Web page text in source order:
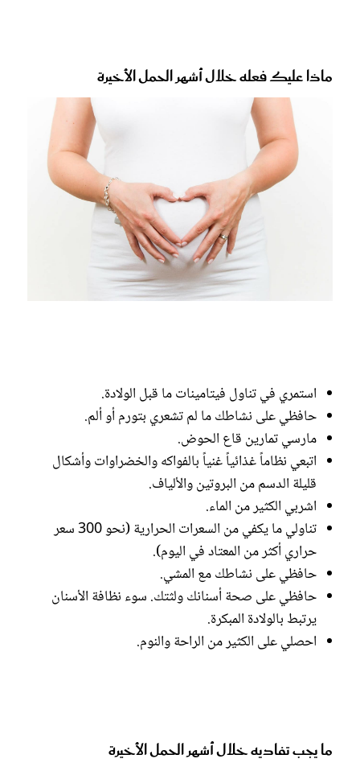
ماذا عليك فعله خلال أشهر الحمل الأخيرة
استمري في تناول فيتامينات ما قبل الولادة.
حافظي على نشاطك ما لم تشعري بتورم أو ألم.
مارسي تمارين قاع الحوض.
اتبعي نظاماً غذائياً غنياً بالفواكه والخضراوات وأشكال
قليلة الدسم من البروتين والألياف.
اشربي الكثير من الماء.
تناولي ما يكفي من السعرات الحرارية (نحو 300 سعر
حراري أكثر من المعتاد في اليوم).
حافظي على نشاطك مع المشي.
حافظي على صحة أسنانك ولثتك. سوء نظافة الأسنان
يرتبط بالولادة المبكرة.
احصلي على الكثير من الراحة والنوم.
ما يجب تفاديه خلال أشهر الحمل الأخيرة